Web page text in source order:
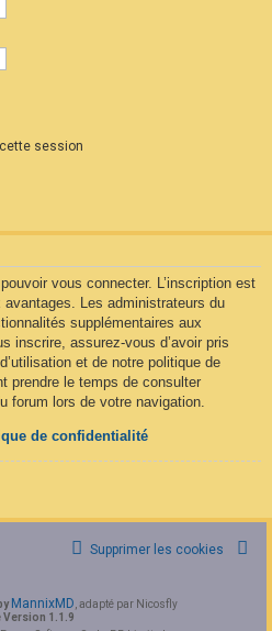
session
vous connecter. L’inscription est
Les administrateurs du
supplémentaires aux
inscrire, assurez-vous d’avoir pris
et de notre politique de
prendre le temps de consulter
forum lors de votre navigation.
de confidentialité
Supprimer les cookies
MannixMD, adapté par Nicosfly
Version 1.1.9